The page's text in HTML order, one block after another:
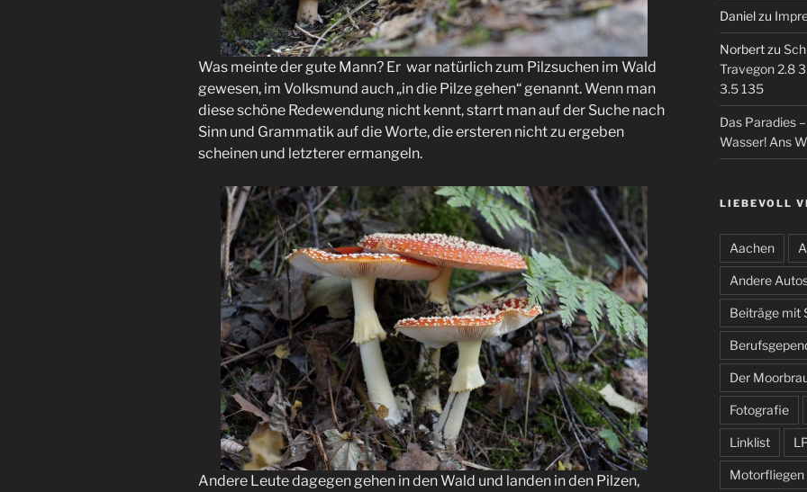
Was meinte der gute Mann? Er war natürlich zum Pilzsuchen im Wald
gewesen, im Volksmund auch „in die Pilze gehen“ genannt. Wenn man
diese schöne Redewendung nicht kennt, starrt man auf der Suche nach
Sinn und Grammatik auf die Worte, die ersteren nicht zu ergeben
scheinen und letzterer ermangeln.
Andere Leute dagegen gehen in den Wald und landen in den Pilzen,
Danielzu
Norbertzu
Travegon 2.8
3.5 135
Das Paradies
Wasser! Ans
LIEBEVOLL
Aachen
Andere
Beiträge mit
Der
Fotografie
Linklist
Motorfliegen